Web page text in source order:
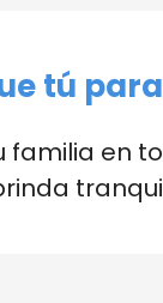
tú
familia en